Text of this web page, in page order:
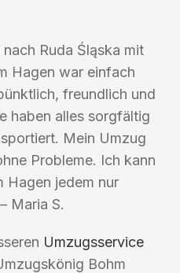
Ruda Śląska mit
Hagen war einfach
freundlich und
haben alles sorgfältig
Mein Umzug
Probleme. Ich kann
Hagen jedem nur
Maria S.
Umzugsservice
Bohm